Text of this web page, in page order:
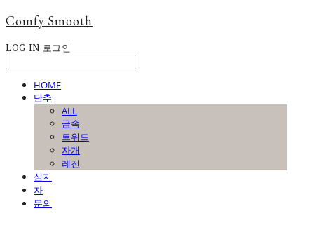
Comfy Smooth
LOG IN 로그인
HOME
단추
ALL
금속
트위드
자개
레진
심지
자
문의